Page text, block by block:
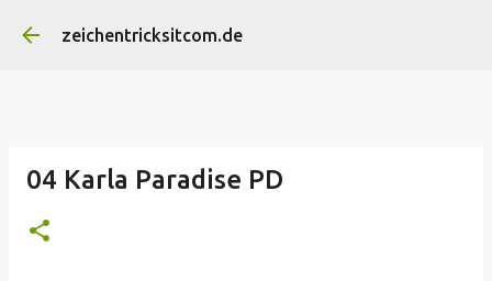
zeichentricksitcom.de
04 Karla Paradise PD